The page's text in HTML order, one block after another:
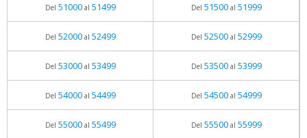
Del 51000al 51499 Del 51500al 51999
Del 52000al 52499 Del 52500al 52999
Del 53000al 53499 Del 53500al 53999
Del 54000al 54499 Del 54500al 54999
Del 55000al 55499 Del 55500al 55999